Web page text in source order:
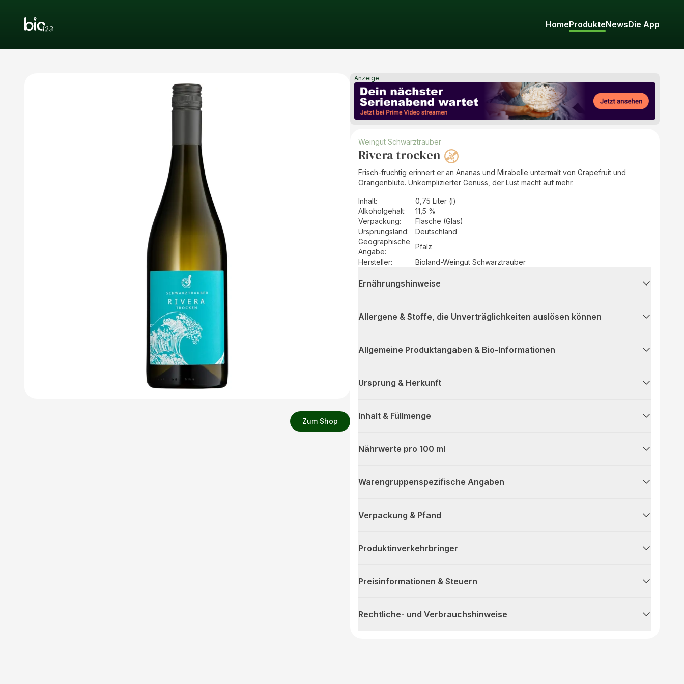
HomeProdukteNewsDie App
Zum Shop
Anzeige
Weingut Schwarztrauber
Rivera trocken
Frisch-fruchtig erinnert er an Ananas und Mirabelle untermalt von Grapefruit und
Orangenblüte. Unkomplizierter Genuss, der Lust macht auf mehr.
Inhalt:
0,75 Liter (l)
Alkoholgehalt:
11,5 %
Verpackung:
Flasche (Glas)
Ursprungsland:
Deutschland
Geographische
Angabe:
Pfalz
Hersteller: Bioland-Weingut Schwarztrauber
Ernährungshinweise
Allergene & Stoffe, die Unverträglichkeiten auslösen können
Allgemeine Produktangaben & Bio-Informationen
Ursprung & Herkunft
Inhalt & Füllmenge
Nährwerte pro 100 ml
Warengruppenspezifische Angaben
Verpackung & Pfand
Produktinverkehrbringer
Preisinformationen & Steuern
Rechtliche- und Verbrauchshinweise